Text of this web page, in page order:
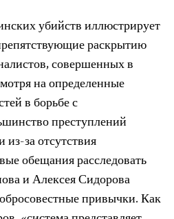
убийств иллюстрирует
раскрытию
совершенных в
на определенные
в борьбе с
преступлений
за отсутствия
обещания расследовать
и Алексея Сидорова
привычки. Как